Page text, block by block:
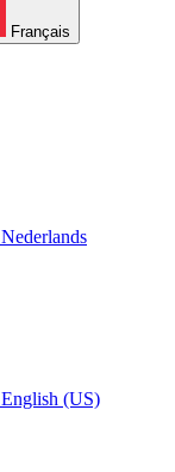
Français
Nederlands
English (US)